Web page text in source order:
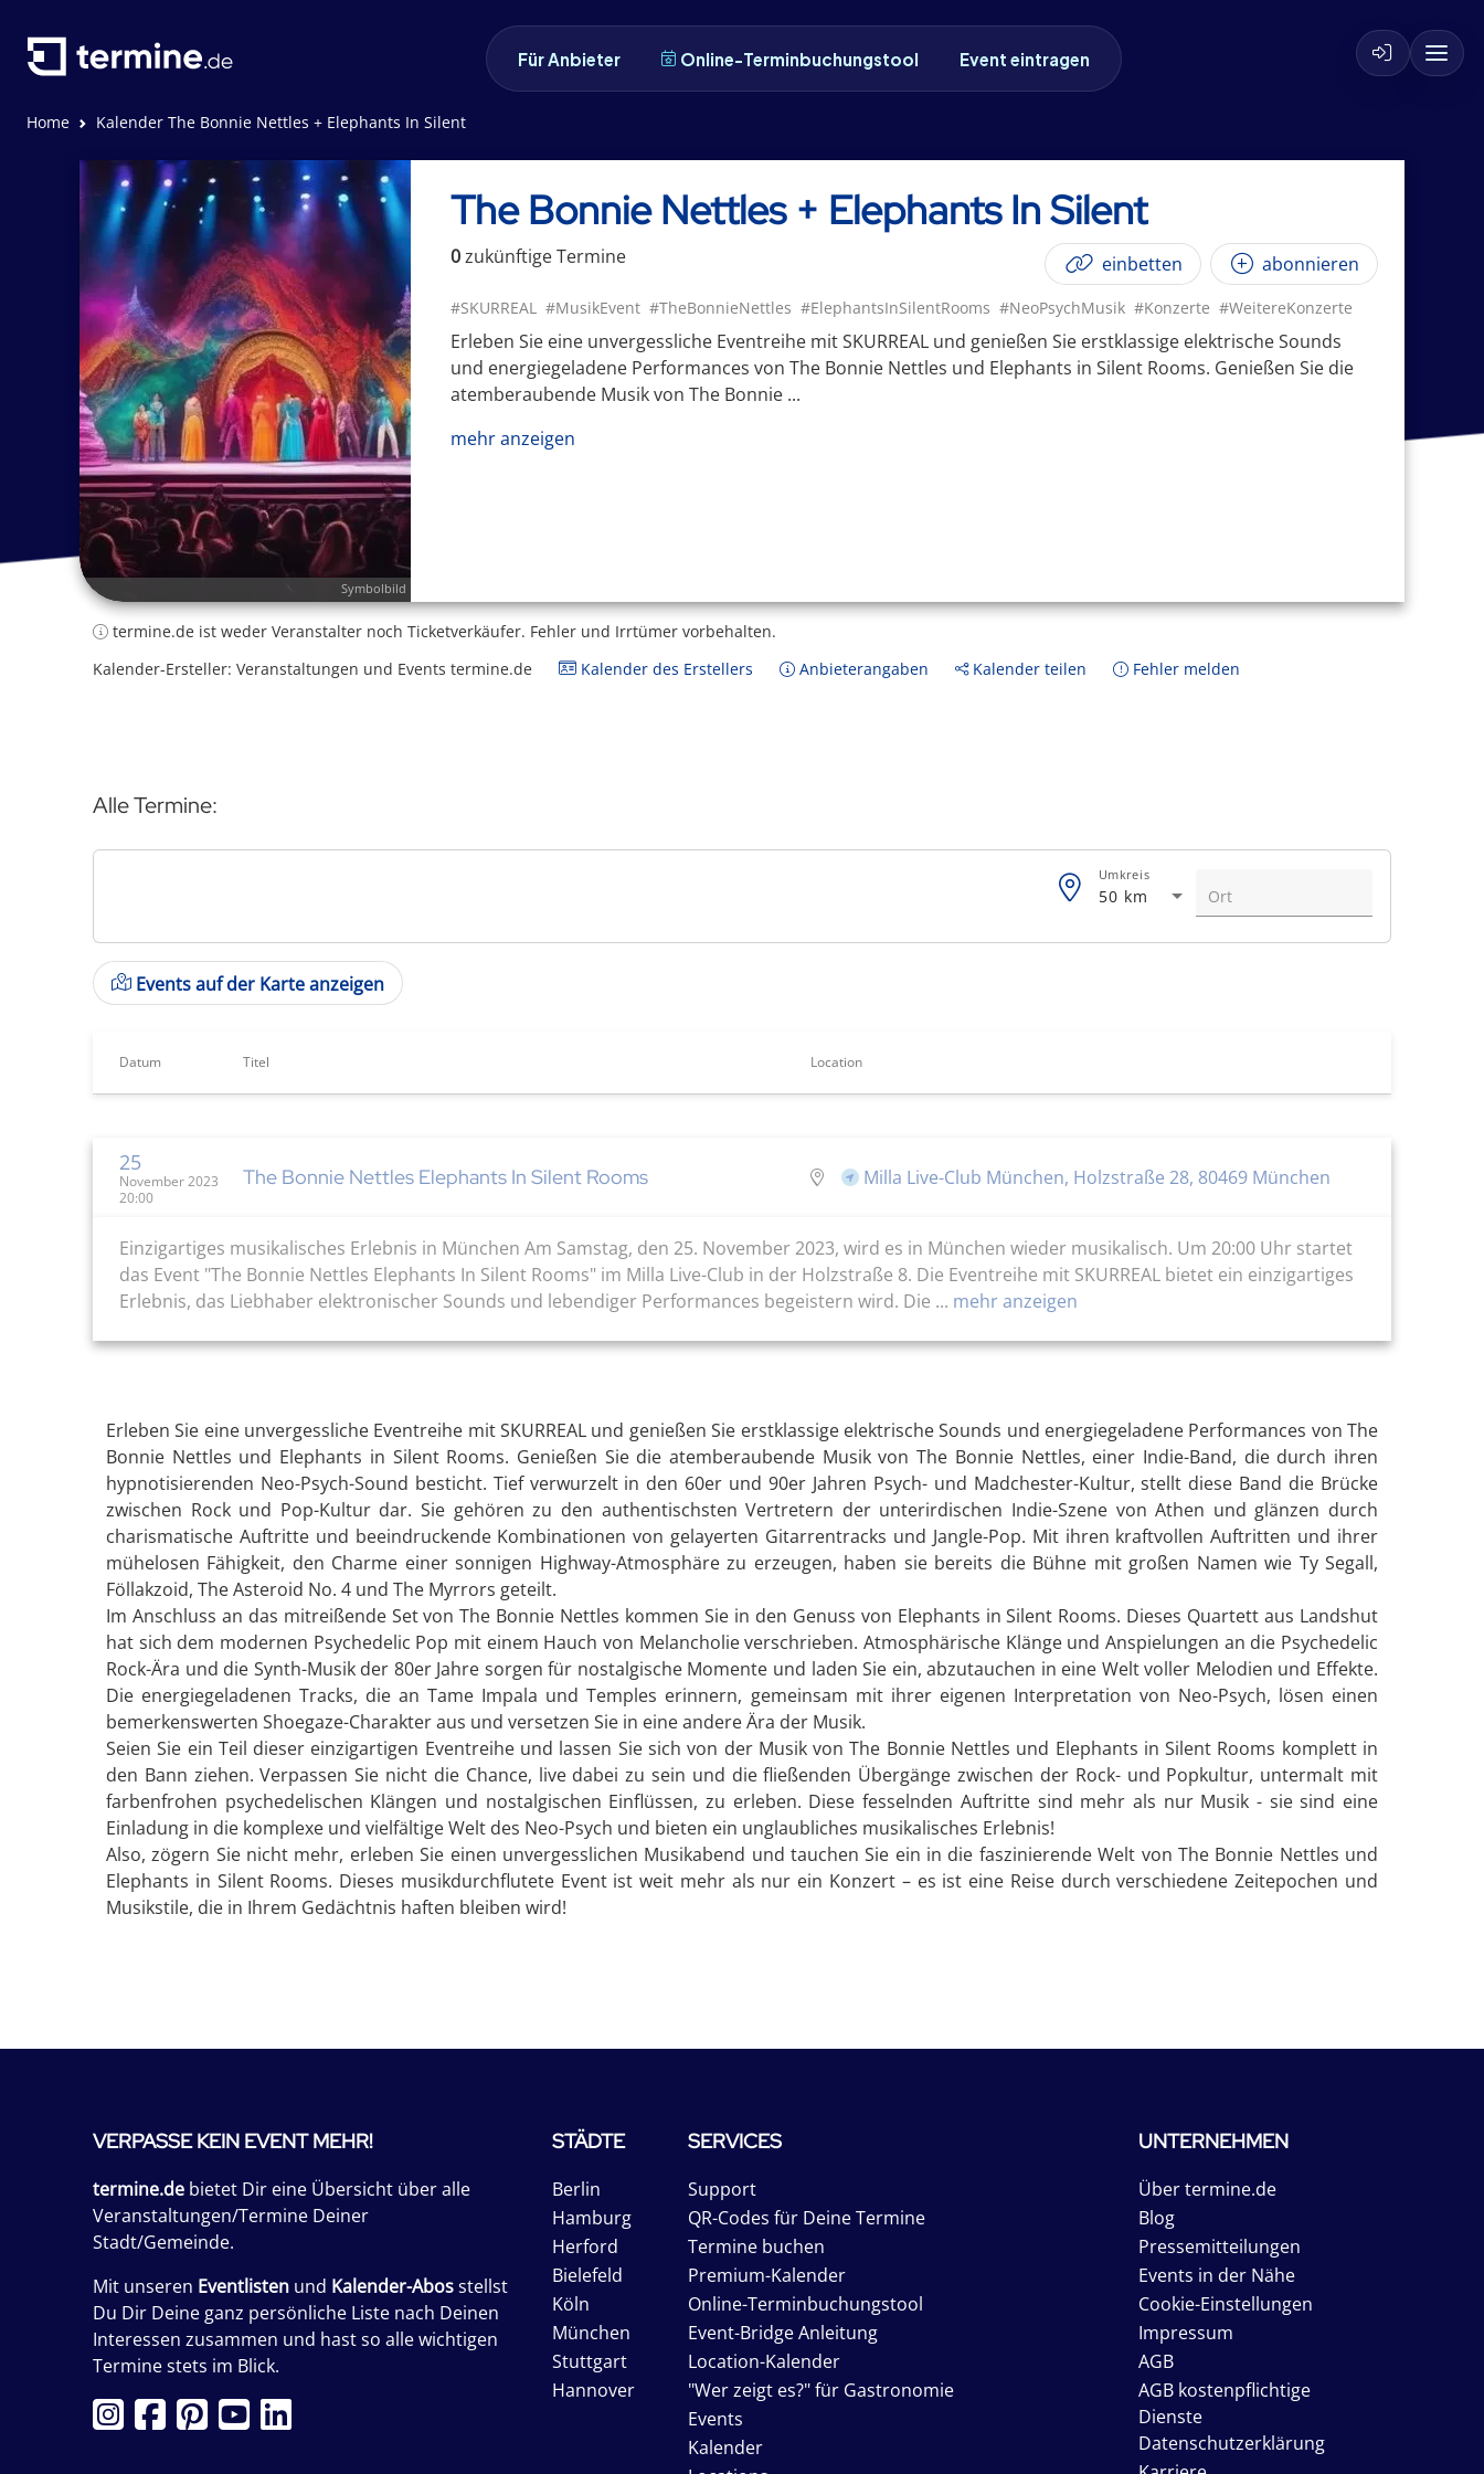
Für Anbieter Online-Terminbuchungstool Event eintragen
Home Kalender The Bonnie Nettles + Elephants In Silent
Symbolbild
The Bonnie Nettles + Elephants In Silent
0zukünftigeTermine einbetten abonnieren
#SKURREAL #MusikEvent #TheBonnieNettles #ElephantsInSilentRooms #NeoPsychMusik #Konzerte #WeitereKonzerte
Erleben Sie eine unvergessliche Eventreihe mit SKURREAL und genießen Sie erstklassige elektrische Sounds
und energiegeladene Performances von The Bonnie Nettles und Elephants in Silent Rooms. Genießen Sie die
atemberaubende Musik von The Bonnie ...
mehr anzeigen
termine.de ist weder Veranstalter noch Ticketverkäufer. Fehler und Irrtümer vorbehalten.
Kalender-Ersteller: Veranstaltungen und Events termine.de
Kalender des Erstellers Anbieterangaben Kalender teilen Fehler melden
Alle Termine:
50 km
Umkreis
Events auf der Karte anzeigen
Datum Titel Location
25
November 2023
20:00
The Bonnie Nettles Elephants In Silent Rooms Milla Live-Club München, Holzstraße 28, 80469 München
Einzigartiges musikalisches Erlebnis in München Am Samstag, den 25. November 2023, wird es in München wieder musikalisch. Um 20:00 Uhr startet
das Event "The Bonnie Nettles Elephants In Silent Rooms" im Milla Live-Club in der Holzstraße 8. Die Eventreihe mit SKURREAL bietet ein einzigartiges
Erlebnis, das Liebhaber elektronischer Sounds und lebendiger Performances begeistern wird. Die ... mehr anzeigen
Erleben Sie eine unvergessliche Eventreihe mit SKURREAL und genießen Sie erstklassige elektrische Sounds und energiegeladene Performances von The
Bonnie Nettles und Elephants in Silent Rooms. Genießen Sie die atemberaubende Musik von The Bonnie Nettles, einer Indie-Band, die durch ihren
hypnotisierenden Neo-Psych-Sound besticht. Tief verwurzelt in den 60er und 90er Jahren Psych- und Madchester-Kultur, stellt diese Band die Brücke
zwischen Rock und Pop-Kultur dar. Sie gehören zu den authentischsten Vertretern der unterirdischen Indie-Szene von Athen und glänzen durch
charismatische Auftritte und beeindruckende Kombinationen von gelayerten Gitarrentracks und Jangle-Pop. Mit ihren kraftvollen Auftritten und ihrer
mühelosen Fähigkeit, den Charme einer sonnigen Highway-Atmosphäre zu erzeugen, haben sie bereits die Bühne mit großen Namen wie Ty Segall,
Föllakzoid, The Asteroid No. 4 und The Myrrors geteilt.
Im Anschluss an das mitreißende Set von The Bonnie Nettles kommen Sie in den Genuss von Elephants in Silent Rooms. Dieses Quartett aus Landshut
hat sich dem modernen Psychedelic Pop mit einem Hauch von Melancholie verschrieben. Atmosphärische Klänge und Anspielungen an die Psychedelic
Rock-Ära und die Synth-Musik der 80er Jahre sorgen für nostalgische Momente und laden Sie ein, abzutauchen in eine Welt voller Melodien und Effekte.
Die energiegeladenen Tracks, die an Tame Impala und Temples erinnern, gemeinsam mit ihrer eigenen Interpretation von Neo-Psych, lösen einen
bemerkenswerten Shoegaze-Charakter aus und versetzen Sie in eine andere Ära der Musik.
Seien Sie ein Teil dieser einzigartigen Eventreihe und lassen Sie sich von der Musik von The Bonnie Nettles und Elephants in Silent Rooms komplett in
den Bann ziehen. Verpassen Sie nicht die Chance, live dabei zu sein und die fließenden Übergänge zwischen der Rock- und Popkultur, untermalt mit
farbenfrohen psychedelischen Klängen und nostalgischen Einflüssen, zu erleben. Diese fesselnden Auftritte sind mehr als nur Musik - sie sind eine
Einladung in die komplexe und vielfältige Welt des Neo-Psych und bieten ein unglaubliches musikalisches Erlebnis!
Also, zögern Sie nicht mehr, erleben Sie einen unvergesslichen Musikabend und tauchen Sie ein in die faszinierende Welt von The Bonnie Nettles und
Elephants in Silent Rooms. Dieses musikdurchflutete Event ist weit mehr als nur ein Konzert – es ist eine Reise durch verschiedene Zeitepochen und
Musikstile, die in Ihrem Gedächtnis haften bleiben wird!
VERPASSE KEIN EVENT MEHR!
termine.de bietet Dir eine Übersicht über alle
Veranstaltungen/Termine Deiner
Stadt/Gemeinde.
Mit unseren Eventlisten und Kalender-Abosstellst
Du Dir Deine ganz persönliche Liste nach Deinen
Interessen zusammen und hast so alle wichtigen
Termine stets im Blick.
STÄDTE
Berlin
Hamburg
Herford
Bielefeld
Köln
München
Stuttgart
Hannover
SERVICES
Support
QR-Codes für Deine Termine
Termine buchen
Premium-Kalender
Online-Terminbuchungstool
Event-Bridge Anleitung
Location-Kalender
"Wer zeigt es?" für Gastronomie
Events
Kalender
UNTERNEHMEN
Über termine.de
Blog
Pressemitteilungen
Events in der Nähe
Cookie-Einstellungen
Impressum
AGB
AGB kostenpflichtige
Dienste
Datenschutzerklärung